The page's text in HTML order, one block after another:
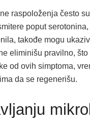
raspoloženja često
poput
takođe mogu
eliminišu pravilno,
od ovih simptoma,
da se regenerišu.